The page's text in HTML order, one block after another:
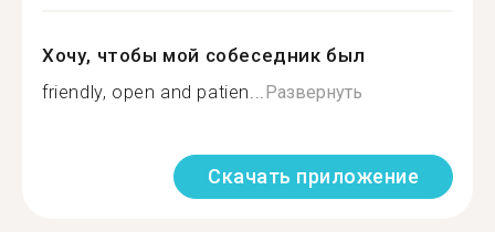
Хочу, чтобы мой собеседник был
friendly, open and patien...Развернуть
Скачать приложение